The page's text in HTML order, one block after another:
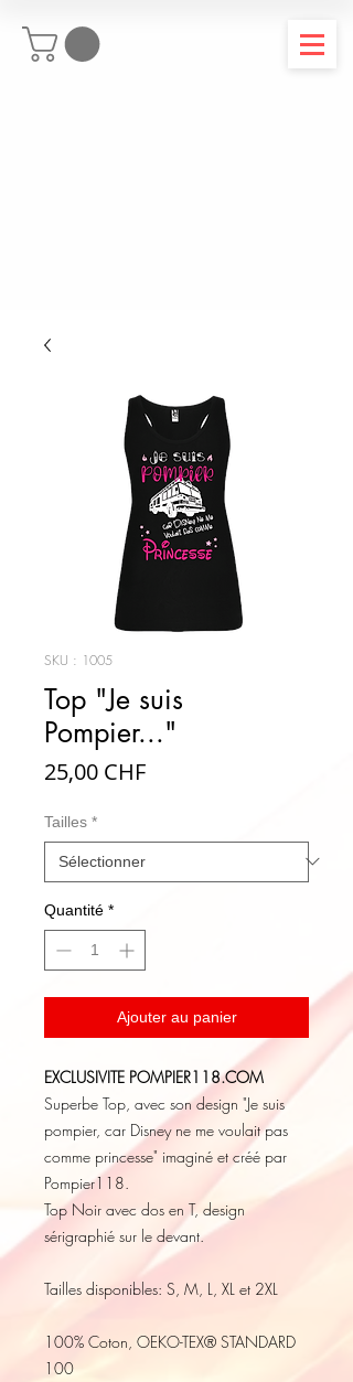
SKU : 1005
Top "Je suis
Pompier..."
25,00 CHFPrix
Tailles *
Quantité *
Ajouter au panier
EXCLUSIVITE POMPIER118.COM
Superbe Top, avec son design "Je suis
pompier, car Disney ne me voulait pas
comme princesse" imaginé et créé par
Pompier118.
Top Noir avec dos en T, design
sérigraphié sur le devant.
Tailles disponibles: S, M, L, XL et 2XL
100% Coton, OEKO-TEX® STANDARD
100